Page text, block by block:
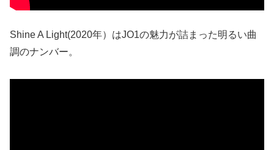
Shine A Light(2020年）はJO1の魅力が詰まった明るい曲
調のナンバー。